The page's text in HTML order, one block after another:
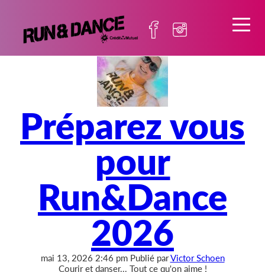
Archives
Préparez vous
pour
Run&Dance
2026
mai 13, 2026 2:46 pm Publié parVictor Schoen
Courir et danser... Tout ce qu'on aime !